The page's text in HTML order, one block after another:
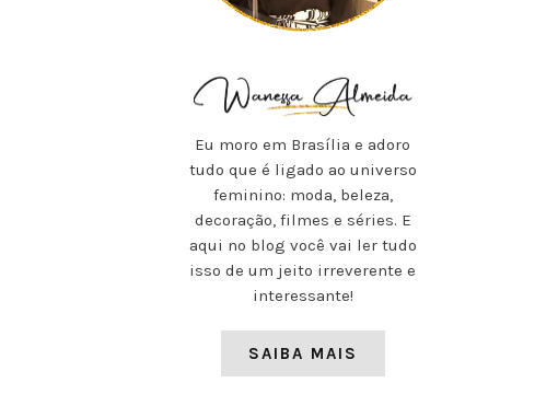
Eu moro em Brasília e adoro
tudo que é ligado ao universo
feminino: moda, beleza,
decoração, filmes e séries. E
aqui no blog você vai ler tudo
isso de um jeito irreverente e
interessante!
SAIBA MAIS